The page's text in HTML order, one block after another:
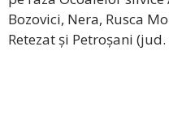
Bozovici, Nera, Rusca
Retezat și Petroșani